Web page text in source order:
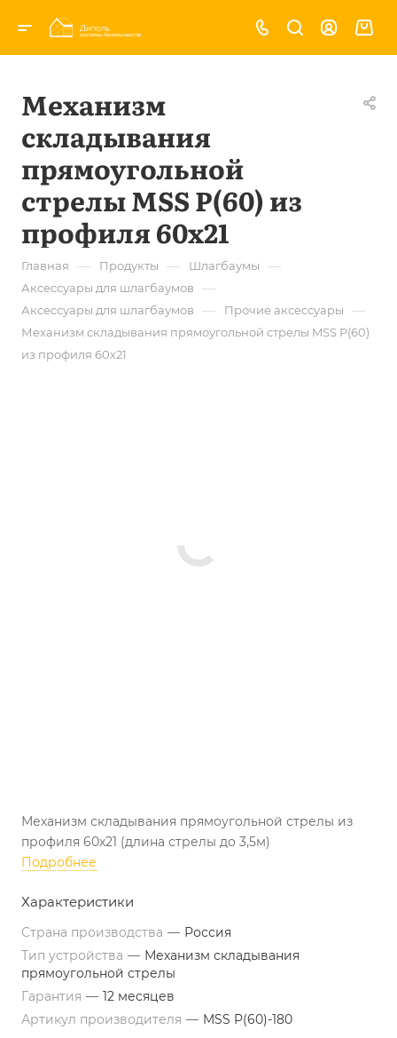
Механизм
складывания
прямоугольной
стрелы MSS P(60) из
профиля 60х21
Главная — Продукты — Шлагбаумы —
Аксессуары для шлагбаумов —
Аксессуары для шлагбаумов — Прочие аксессуары —
Механизм складывания прямоугольной стрелы MSS P(60)
из профиля 60х21
Механизм складывания прямоугольной стрелы из
профиля 60х21 (длина стрелы до 3,5м)
Подробнее
Характеристики
Страна производства — Россия
Тип устройства — Механизм складывания
прямоугольной стрелы
Гарантия — 12 месяцев
Артикул производителя — MSS P(60)-180